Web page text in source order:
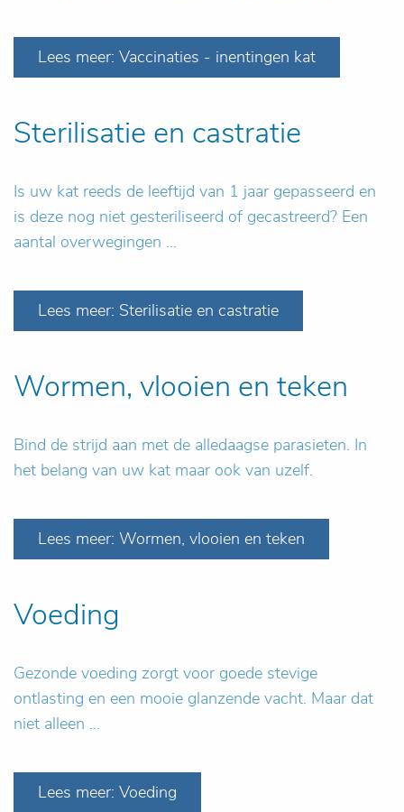
Lees meer: Vaccinaties - inentingen kat
Sterilisatie en castratie
Is uw kat reeds de leeftijd van 1 jaar gepasseerd en
is deze nog niet gesteriliseerd of gecastreerd? Een
aantal overwegingen ...
Lees meer: Sterilisatie en castratie
Wormen, vlooien en teken
Bind de strijd aan met de alledaagse parasieten. In
het belang van uw kat maar ook van uzelf.
Lees meer: Wormen, vlooien en teken
Voeding
Gezonde voeding zorgt voor goede stevige
ontlasting en een mooie glanzende vacht. Maar dat
niet alleen ...
Lees meer: Voeding